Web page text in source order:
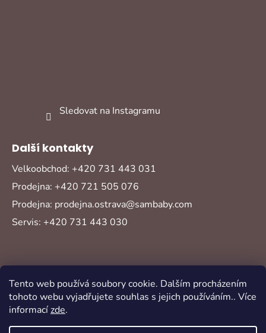
Tento web používá soubory cookie. Dalším procházením
tohoto webu vyjadřujete souhlas s jejich používáním.. Více
informacízde.
Sledovat na Instagramu
Další kontakty
Velkoobchod: +420 731 443 031
Prodejna: +420 721 505 076
Prodejna: prodejna.ostrava@sambaby.com
Servis: +420 731 443 030
Vytvořil Shoptet